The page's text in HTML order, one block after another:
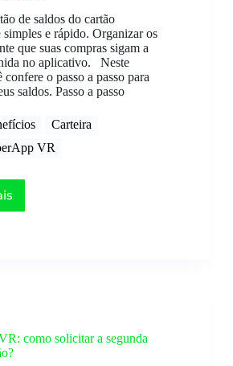
de saldos do cartão
e rápido. Organizar os
que suas compras sigam a
no aplicativo. Neste
o passo a passo para
saldos. Passo a passo
Carteira
VR
como solicitar a segunda